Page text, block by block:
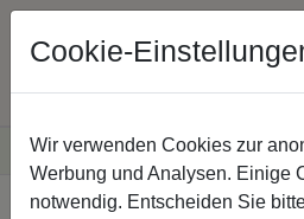
VersandkostenfreieLieferung
Sichere
Startseite Innenlaufstangen
Cookie-
Wir verwenden Cookies zur
Werbung und Analysen. Einige
notwendig. Entscheiden Sie